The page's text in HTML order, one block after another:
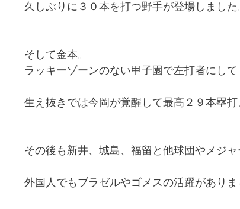
久しぶりに３０本を打つ野手が登場しました
そして金本。
ラッキーゾーンのない甲子園で左打者にし
生え抜きでは今岡が覚醒して最高２９本塁打
その後も新井、城島、福留と他球団やメジ
外国人でもブラゼルやゴメスの活躍がありま